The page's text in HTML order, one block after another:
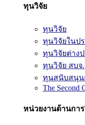
ทุนวิจัย
ทุนวิจัย
ทุนวิจัยในป
ทุนวิจัยต่าง
ทุนวิจัย สบจ.
ทุนสนับสนุน
The Second
หน่วยงานด้านกา